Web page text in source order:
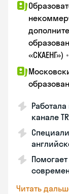
«СКАЕНГ») •
канале
Читать